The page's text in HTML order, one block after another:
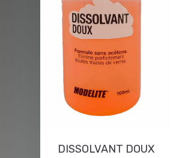
DISSOLVANT DOUX